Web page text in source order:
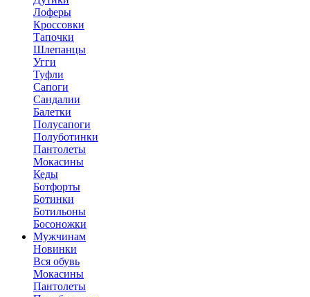
Лоферы
Кроссовки
Тапочки
Шлепанцы
Угги
Туфли
Сапоги
Сандалии
Балетки
Полусапоги
Полуботинки
Пантолеты
Мокасины
Кеды
Ботфорты
Ботинки
Ботильоны
Босоножки
Мужчинам
Новинки
Вся обувь
Мокасины
Пантолеты